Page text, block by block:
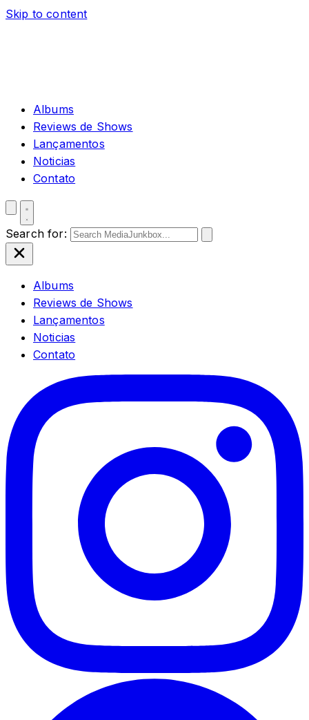
Skip to content
Albums
Reviews de Shows
Lançamentos
Noticias
Contato
Search for:
Albums
Reviews de Shows
Lançamentos
Noticias
Contato